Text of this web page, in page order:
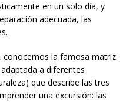
en un solo día, y
adecuada, las
conocemos la famosa matriz
a diferentes
que describe las tres
una excursión: las